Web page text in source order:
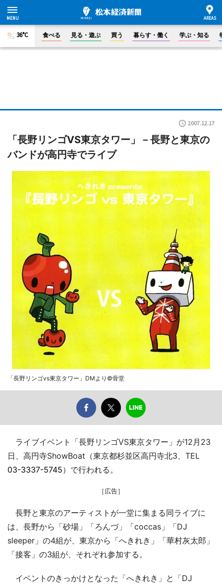
36°C 食べる 見る・遊ぶ 買う 暮らす・働く 学ぶ・知る
2007.12.17
「長野リンゴVS東京タワー」－長野と東京の
バンドが高円寺でライブ
「長野リンゴvs東京タワー」DMより©骨堂
ライブイベント「長野リンゴVS東京タワー」が12月23
日、高円寺ShowBoat（東京都杉並区高円寺北3、TEL
03-3337-5745）で行われる。
［広告］
長野と東京のアーティストが一堂に集まる同ライブに
は、長野から「砂場」「ろんづ」「coccas」「DJ
sleeper」の4組が、東京から「へきれき」「華村灰太郎」
「接客」の3組が、それぞれ参加する。
イベントのきっかけとなった「へきれき」と「DJ